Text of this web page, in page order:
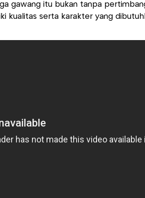
gawang itu bukan tanpa
kualitas serta karakter yang